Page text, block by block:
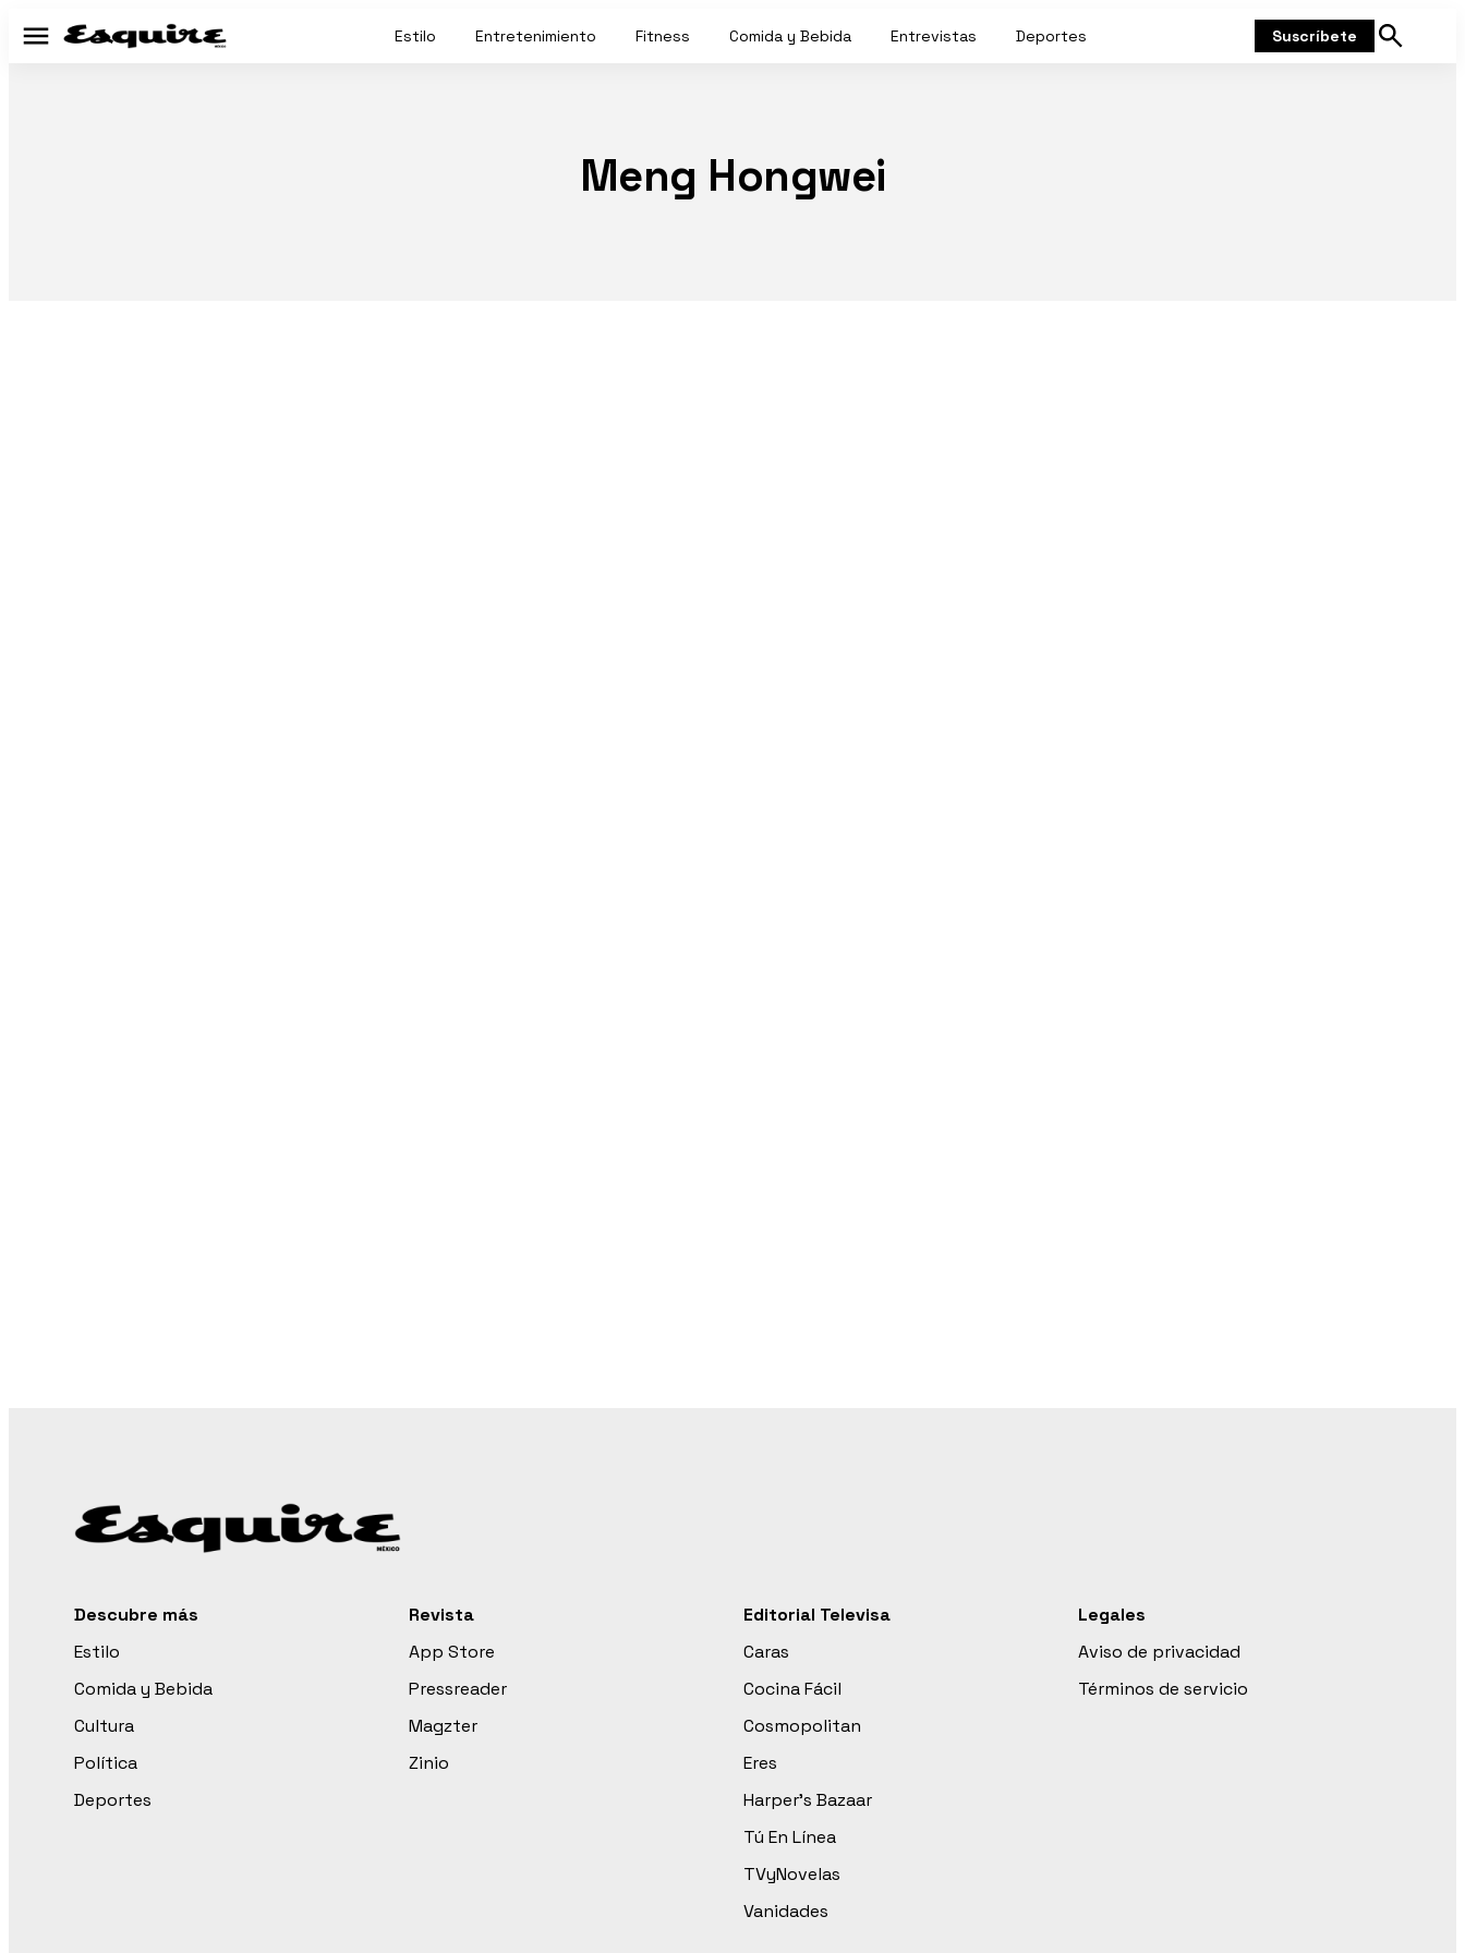
Menú Estilo Entretenimiento Fitness Comida y Bebida Entrevistas Deportes Suscríbete
Mostrar
Meng Hongwei
Descubre más
Estilo
Comida y Bebida
Cultura
Política
Deportes
Revista
App Store
Pressreader
Magzter
Zinio
Editorial Televisa
Caras
Cocina Fácil
Cosmopolitan
Eres
Harper’s Bazaar
Tú En Línea
TVyNovelas
Vanidades
Legales
Aviso de privacidad
Términos de servicio